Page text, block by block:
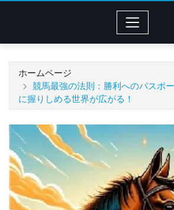
ホームページ
競馬最強の法則：勝利へのパスポ
に握りしめる世界が広がる！